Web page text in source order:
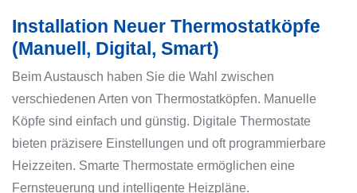
Installation Neuer Thermostatköpfe
(Manuell, Digital, Smart)
Beim Austausch haben Sie die Wahl zwischen
verschiedenen Arten von Thermostatköpfen. Manuelle
Köpfe sind einfach und günstig. Digitale Thermostate
bieten präzisere Einstellungen und oft programmierbare
Heizzeiten. Smarte Thermostate ermöglichen eine
Fernsteuerung und intelligente Heizpläne.